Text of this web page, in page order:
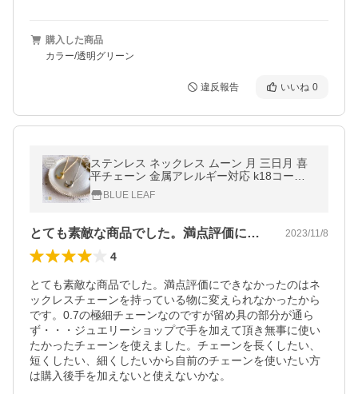
購入した商品
カラー/透明グリーン
違反報告 いいね 0
ステンレス ネックレス ムーン 月 三日月 喜
平チェーン 金属アレルギー対応 k18コーテ
ィング ペンダントトップ トップ ゴールド シ
ルバー
BLUE LEAF
とても素敵な商品でした。満点評価にでき… 2023/11/8
4
とても素敵な商品でした。満点評価にできなかったのはネ
ックレスチェーンを持っている物に変えられなかったから
です。0.7の極細チェーンなのですが留め具の部分が通ら
ず・・・ジュエリーショップで手を加えて頂き無事に使い
たかったチェーンを使えました。チェーンを長くしたい、
短くしたい、細くしたいから自前のチェーンを使いたい方
は購入後手を加えないと使えないかな。